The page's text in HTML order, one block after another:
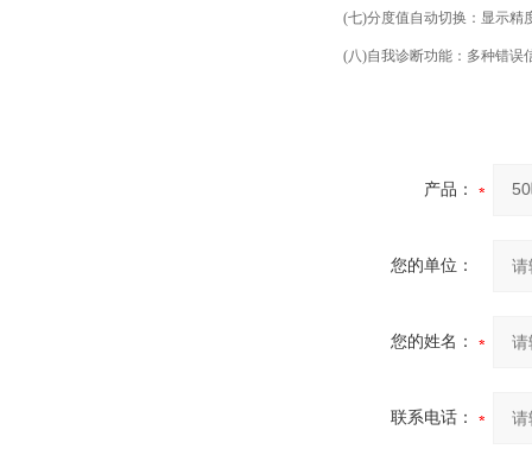
(七)分度值自动切换：显示精
(八)自我诊断功能：多种错误
产品：
您的单位：
您的姓名：
联系电话：